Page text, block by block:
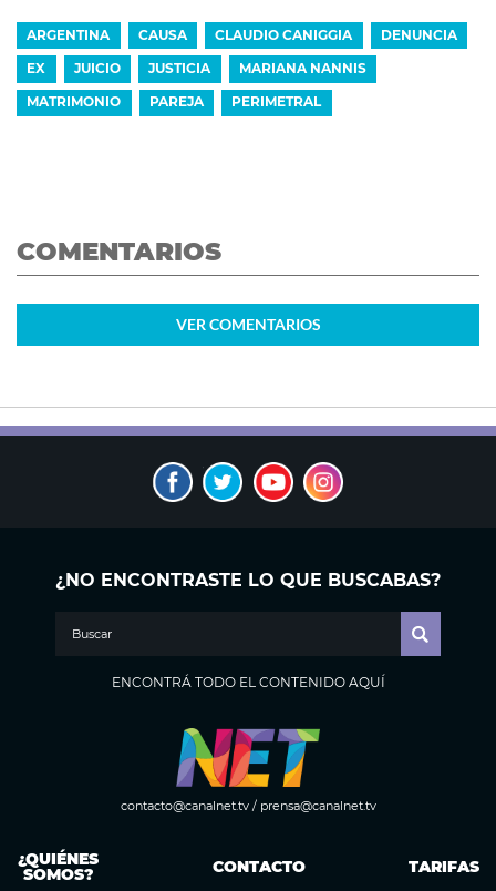
ARGENTINA CAUSA CLAUDIO CANIGGIA DENUNCIA
EX JUICIO JUSTICIA MARIANA NANNIS
MATRIMONIO PAREJA PERIMETRAL
COMENTARIOS
VER COMENTARIOS
¿NO ENCONTRASTE LO QUE BUSCABAS?
ENCONTRÁ TODO EL CONTENIDO AQUÍ
contacto@canalnet.tv/ prensa@canalnet.tv
¿QUIÉNES
SOMOS? CONTACTO TARIFAS